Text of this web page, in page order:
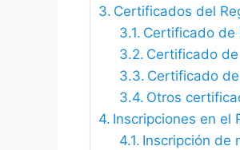
Certificados del
Certificado de
Certificado
Certificado
Otros
Inscripciones en el
Inscripción de